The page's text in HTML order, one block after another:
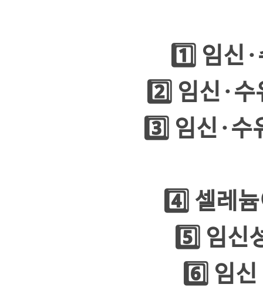
1️⃣ 임신·
2️⃣ 임신·
3️⃣ 임신·수
4️⃣ 셀레
5️⃣ 임신
6️⃣ 임